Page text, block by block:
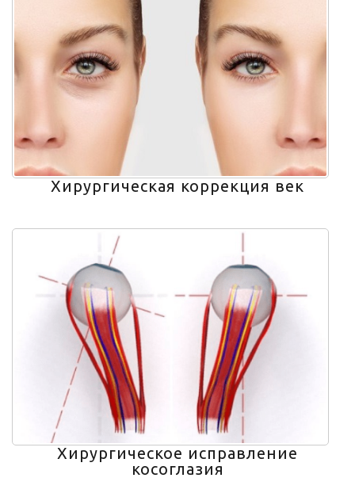
Хирургическая коррекция век
Хирургическое исправление
косоглазия